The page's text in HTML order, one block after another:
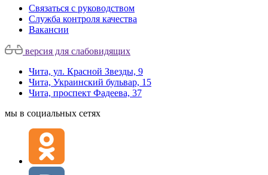
Связаться с руководством
Служба контроля качества
Вакансии
версия для слабовидящих
Чита, ул. Красной Звезды, 9
Чита, Украинский бульвар, 15
Чита, проспект Фадеева, 37
мы в социальных сетях